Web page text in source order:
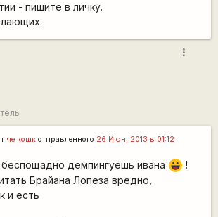
- пишите в личку.
more_vert
че кошкотправленного 26 Июн, 2013 в 01:12
беспощадно демпингуешь ивана |-)) !
Брайана Лопеза вредно,
и есть